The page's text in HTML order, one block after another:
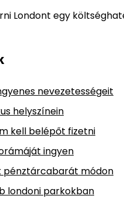
Londont egy
nevezetességeit
helyszínein
kell belépőt fizetni
ingyen
pénztárcabarát módon
londoni parkokban